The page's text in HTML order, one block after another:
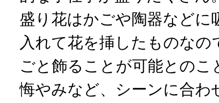
盛り花はかごや陶器などに
入れて花を挿したものなの
ごと飾ることが可能とのこ
悔やみなど、シーンに合わ